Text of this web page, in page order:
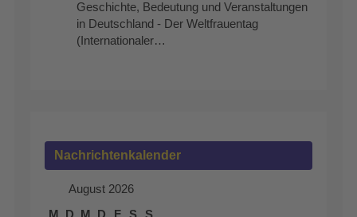
Geschichte, Bedeutung und Veranstaltungen
in Deutschland - Der Weltfrauentag
(Internationaler…
Nachrichtenkalender
August 2026
M
D M D F S S